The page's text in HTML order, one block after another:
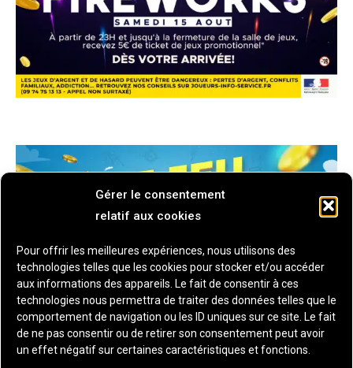
Gérer le consentement
relatif aux cookies
Pour offrir les meilleures expériences, nous utilisons des
technologies telles que les cookies pour stocker et/ou accéder
aux informations des appareils. Le fait de consentir à ces
technologies nous permettra de traiter des données telles que le
comportement de navigation ou les ID uniques sur ce site. Le fait
de ne pas consentir ou de retirer son consentement peut avoir
un effet négatif sur certaines caractéristiques et fonctions.